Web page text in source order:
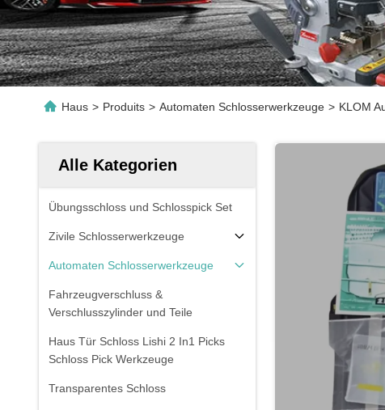
Haus > Produits > Automaten Schlosserwerkzeuge > KLOM
Alle Kategorien
Übungsschloss und Schlosspick Set
Zivile Schlosserwerkzeuge
Automaten Schlosserwerkzeuge
Fahrzeugverschluss &
Verschlusszylinder und Teile
Haus Tür Schloss Lishi 2 In1 Picks
Schloss Pick Werkzeuge
Transparentes Schloss